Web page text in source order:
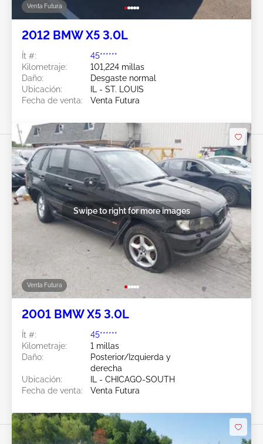
Venta Futura
2012 BMW X5 3.0L
Ít #:
45******
Kilometraje:
101,224 millas
Daño:
Desgaste normal
Ubicación:
IL - ST. LOUIS
Fecha de venta:
Venta Futura
Venta Futura
Swipe to right for more images
2001 BMW X5 3.0L
Ít #:
45******
Kilometraje:
1 millas
Daño:
Posterior/Izquierda y
derecha
Ubicación:
IL - CHICAGO-SOUTH
Fecha de venta:
Venta Futura